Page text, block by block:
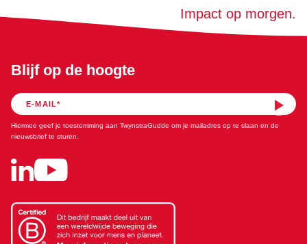
Blijf op de hoogte
Hiermee geef je toestemming aan TwynstraGudde om je mailadres op te slaan en de
nieuwsbrief te sturen.
Impact op morgen.